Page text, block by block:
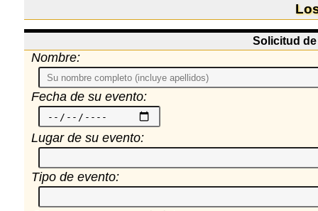
Solicitud
Nombre:
Fecha de su evento:
Lugar de su evento:
Tipo de evento: